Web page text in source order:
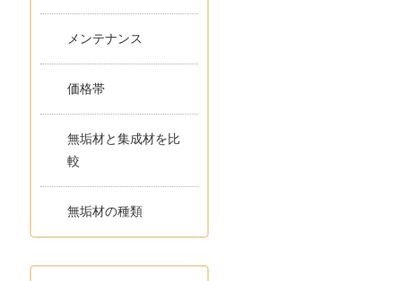
メンテナンス
価格帯
無垢材と集成材を比
較
無垢材の種類